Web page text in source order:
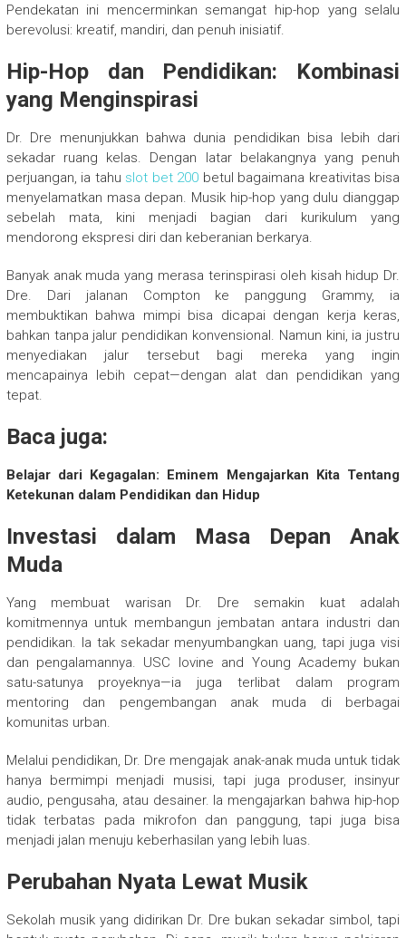
Pendekatan ini mencerminkan semangat hip-hop yang selalu
berevolusi: kreatif, mandiri, dan penuh inisiatif.
Hip-Hop dan Pendidikan: Kombinasi
yang Menginspirasi
Dr. Dre menunjukkan bahwa dunia pendidikan bisa lebih dari
sekadar ruang kelas. Dengan latar belakangnya yang penuh
perjuangan, ia tahu slot bet 200 betul bagaimana kreativitas bisa
menyelamatkan masa depan. Musik hip-hop yang dulu dianggap
sebelah mata, kini menjadi bagian dari kurikulum yang
mendorong ekspresi diri dan keberanian berkarya.
Banyak anak muda yang merasa terinspirasi oleh kisah hidup Dr.
Dre. Dari jalanan Compton ke panggung Grammy, ia
membuktikan bahwa mimpi bisa dicapai dengan kerja keras,
bahkan tanpa jalur pendidikan konvensional. Namun kini, ia justru
menyediakan jalur tersebut bagi mereka yang ingin
mencapainya lebih cepat—dengan alat dan pendidikan yang
tepat.
Baca juga:
Belajar dari Kegagalan: Eminem Mengajarkan Kita Tentang
Ketekunan dalam Pendidikan dan Hidup
Investasi dalam Masa Depan Anak
Muda
Yang membuat warisan Dr. Dre semakin kuat adalah
komitmennya untuk membangun jembatan antara industri dan
pendidikan. Ia tak sekadar menyumbangkan uang, tapi juga visi
dan pengalamannya. USC Iovine and Young Academy bukan
satu-satunya proyeknya—ia juga terlibat dalam program
mentoring dan pengembangan anak muda di berbagai
komunitas urban.
Melalui pendidikan, Dr. Dre mengajak anak-anak muda untuk tidak
hanya bermimpi menjadi musisi, tapi juga produser, insinyur
audio, pengusaha, atau desainer. Ia mengajarkan bahwa hip-hop
tidak terbatas pada mikrofon dan panggung, tapi juga bisa
menjadi jalan menuju keberhasilan yang lebih luas.
Perubahan Nyata Lewat Musik
Sekolah musik yang didirikan Dr. Dre bukan sekadar simbol, tapi